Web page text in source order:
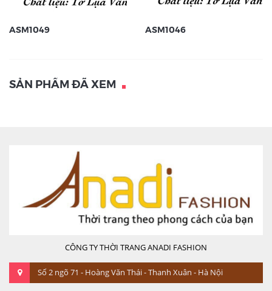
ASM1049 ASM1046
SẢN PHẨM ĐÃ XEM
CÔNG TY THỜI TRANG ANADI FASHION
Số 2 ngõ 71 - Hoàng Văn Thái - Thanh Xuân - Hà Nội